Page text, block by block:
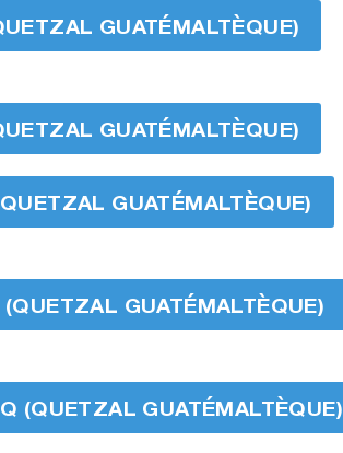
GUATÉMALTÈQUE)
GUATÉMALTÈQUE)
GUATÉMALTÈQUE)
GUATÉMALTÈQUE)
(QUETZAL GUATÉMALTÈQUE)